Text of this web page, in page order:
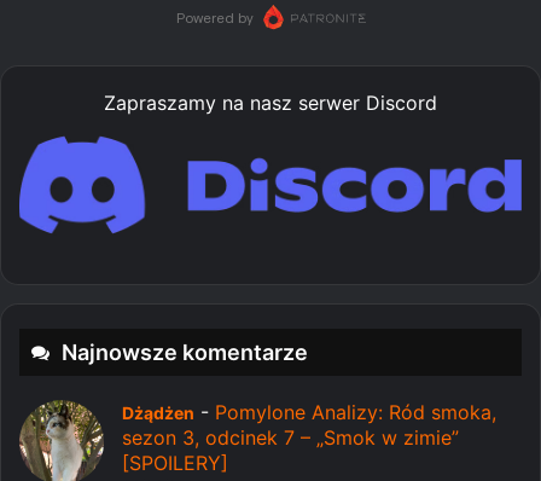
Zapraszamy na nasz serwer Discord
Najnowsze komentarze
Dżądżen - Pomylone Analizy: Ród smoka,
sezon 3, odcinek 7 – „Smok w zimie”
[SPOILERY]